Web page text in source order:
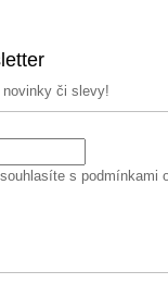
novinky či slevy!
s podmínkami